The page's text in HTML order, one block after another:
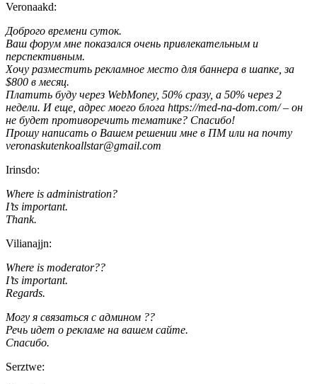
Veronaakd:
Доброго времени суток.
Ваш форум мне показался очень привлекательным и
перспективным.
Хочу разместить рекламное место для баннера в шапке, за
$800 в месяц.
Платить буду через WebMoney, 50% сразу, а 50% через 2
недели. И еще, адрес моего блога https://med-na-dom.com/ – он
не будет противоречить тематике? Спасибо!
Прошу написать о Вашем решении мне в ПМ или на почту
veronaskutenkoallstar@gmail.com
Irinsdo:
Where is administration?
I’ts important.
Thank.
Vilianajjn:
Where is moderator??
I’ts important.
Regards.
Могу я связаться с админом ??
Речь идет о рекламе на вашем сайте.
Спасибо.
Serztwe: